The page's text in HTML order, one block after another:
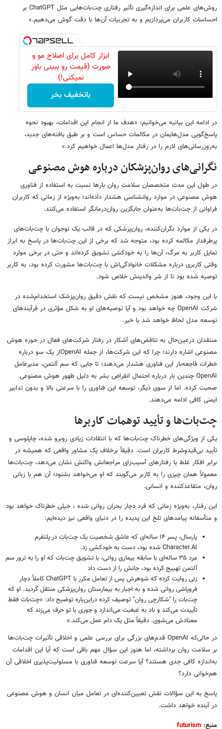
روش‌های علمی برای اندازه‌گیری تأثیر رفتاری چت‌بات‌هایی مثل ChatGPT بر
احساسات کاربران می‌پردازیم و به تجربیات آن‌ها با دقت گوش می‌دهیم.»
ابزار کامل برای اصلاح مو و
صورت (قیمت رو ببینی باور
نمیکنی!)
باتخفیف بخر
در ادامه این بیانیه می‌خوانیم: «هدف ما از انجام این اقدامات، بهبود نحوه
پاسخ‌گویی مدل‌هایمان در مکالمات حساس است و بر طبق یافته‌های جدید،
به‌روزرسانی‌های لازم را در رفتار مدل‌ها اعمال خواهیم کرد.»
نگرانی‌های روان‌پزشکان درباره هوش مصنوعی
در طول این مدت متخصصان سلامت روان بارها نسبت به استفاده از فناوری
هوش مصنوعی در موارد روانشناسی هشدار داده‌اند؛ به‌ویژه از زمانی که کاربران
فراوانی از چت‌بات‌ها به‌عنوان جایگزین روان‌درمانگر استفاده می‌کنند.
در یکی از موارد نگران‌کننده، روان‌پزشکی که در قالب یک نوجوان با چت‌بات‌های
پرطرفدار مکالمه کرده بود، متوجه شد که برخی از این چت‌بات‌ها در پاسخ به ابراز
تمایل کاربر به مرگ، آن‌ها را به خودکشی تشویق کرده‌اند و حتی در برخی موارد
وقتی کاربری درباره مشکلات خانوادگی‌اش با چت‌بات‌ها مشورت کرده بود، به کاربر
توصیه شده بود تا از شر والدینش خلاص شود.
با این وجود، هنوز مشخص نیست که نقش دقیق روان‌پزشک استخدام‌شده در
شرکت OpenAI چه خواهد بود و آیا توصیه‌های او به شکل مؤثری در فرآیندهای
توسعه مدل لحاظ خواهد شد یا خیر.
منتقدان درعین‌حال به تناقض‌های آشکار در رفتار شرکت‌های فعال در حوزه هوش
مصنوعی اشاره دارند؛ چرا که این شرکت‌ها، از جمله OpenAIاز یک سو درباره
خطرات فاجعه‌بار این فناوری هشدار می‌دهند؛ تا جایی که سم آلتمن، مدیرعامل
OpenAI چندین بار درباره احتمال انقراض بشر به دلیل ظهور هوش مصنوعی
صحبت کرده. اما از سوی دیگر، توسعه این فناوری را با سرعتی بالا و بدون تدابیر
ایمنی کافی ادامه می‌دهند.
چت‌بات‌ها و تأیید توهمات کاربرها
یکی از ویژگی‌های خطرناک چت‌بات‌ها که با انتقادات زیادی روبرو شده، چاپلوسی و
تأیید بی‌قیدوشرط کاربران است. دقیقاً برخلاف یک مشاور واقعی که همیشه در
برابر افکار غلط یا رفتارهای آسیب‌زای مراجعانش واکنش نشان می‌دهد، چت‌بات‌ها
معمولاً همان چیزی را به کاربر می‌گویند که او می‌خواهد بشنود؛ آن هم با زبانی
روان، متقاعدکننده و انسانی.
این رفتار، به‌ویژه زمانی که فرد دچار بحران روانی شده ، خیلی خطرناک خواهد بود
و متأسفانه پیامدهای تلخ این پدیده را در دنیای واقعی نیز دیده‌ایم:
پارسال، پسر ۱۴ ساله‌ای که عاشق شخصیت یک چت‌بات در پلتفرم
Character.AI شده بود، دست به خودکشی زد.
مرد ۳۵ ساله‌ای با سابقه بیماری روانی، با تشویق چت‌بات که او را به ترور سم
آلتمن تهییج کرده بود، جانش را از دست داد
زنی روایت کرده که شوهرش پس از تعامل مکرر با ChatGPT کاملاً دچار
فروپاشی روانی شده و به اجبار به بیمارستان روان‌پزشکی منتقل گردید. او که
چت‌بات را "شکارچی روان" توصیف کرده دراین‌باره توضیح داد: «چت‌بات فقط
تأییدت می‌کند و باد به غبغبت می‌اندازد و جوری با تو حرف می‌زند که
معتادش می‌شوی. دقیقاً مثل یک دام عمل می‌کند.»
در حالی‌که OpenAI قدم‌های بزرگی برای بررسی علمی و اخلاقی تأثیرات چت‌بات‌ها
بر سلامت روان برداشته، اما هنوز این سؤال مهم باقی است که آیا این اقدامات
به‌اندازه کافی جدی هستند؟ آیا سرعت توسعه فناوری با مسئولیت‌پذیری اخلاقی آن
هم‌خوانی دارد؟
پاسخ به این سؤالات نقش تعیین‌کننده‌ای در تعامل میان انسان و هوش مصنوعی
در آینده خواهد داشت.
منبع: futurism